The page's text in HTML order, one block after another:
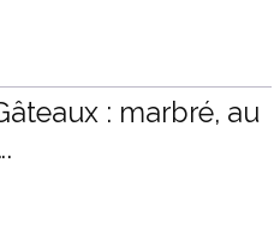
: marbré, au